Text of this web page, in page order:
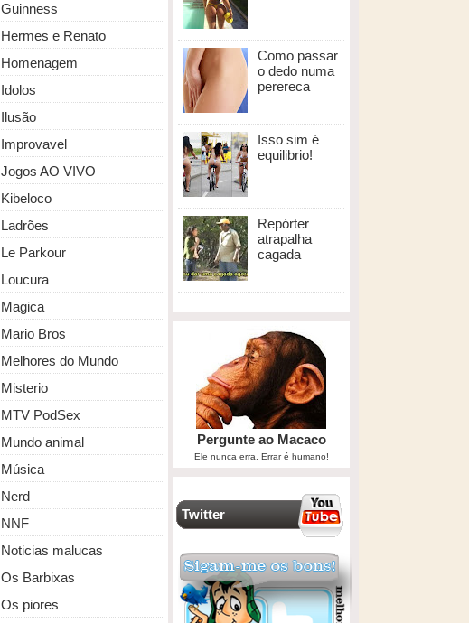
Guinness
Hermes e Renato
Homenagem
Idolos
Ilusão
Improvavel
Jogos AO VIVO
Kibeloco
Ladrões
Le Parkour
Loucura
Magica
Mario Bros
Melhores do Mundo
Misterio
MTV PodSex
Mundo animal
Música
Nerd
NNF
Noticias malucas
Os Barbixas
Os piores
Como passar
o dedo numa
perereca
Isso sim é
equilibrio!
Repórter
atrapalha
cagada
Pergunte ao Macaco
Ele nunca erra. Errar é humano!
Twitter